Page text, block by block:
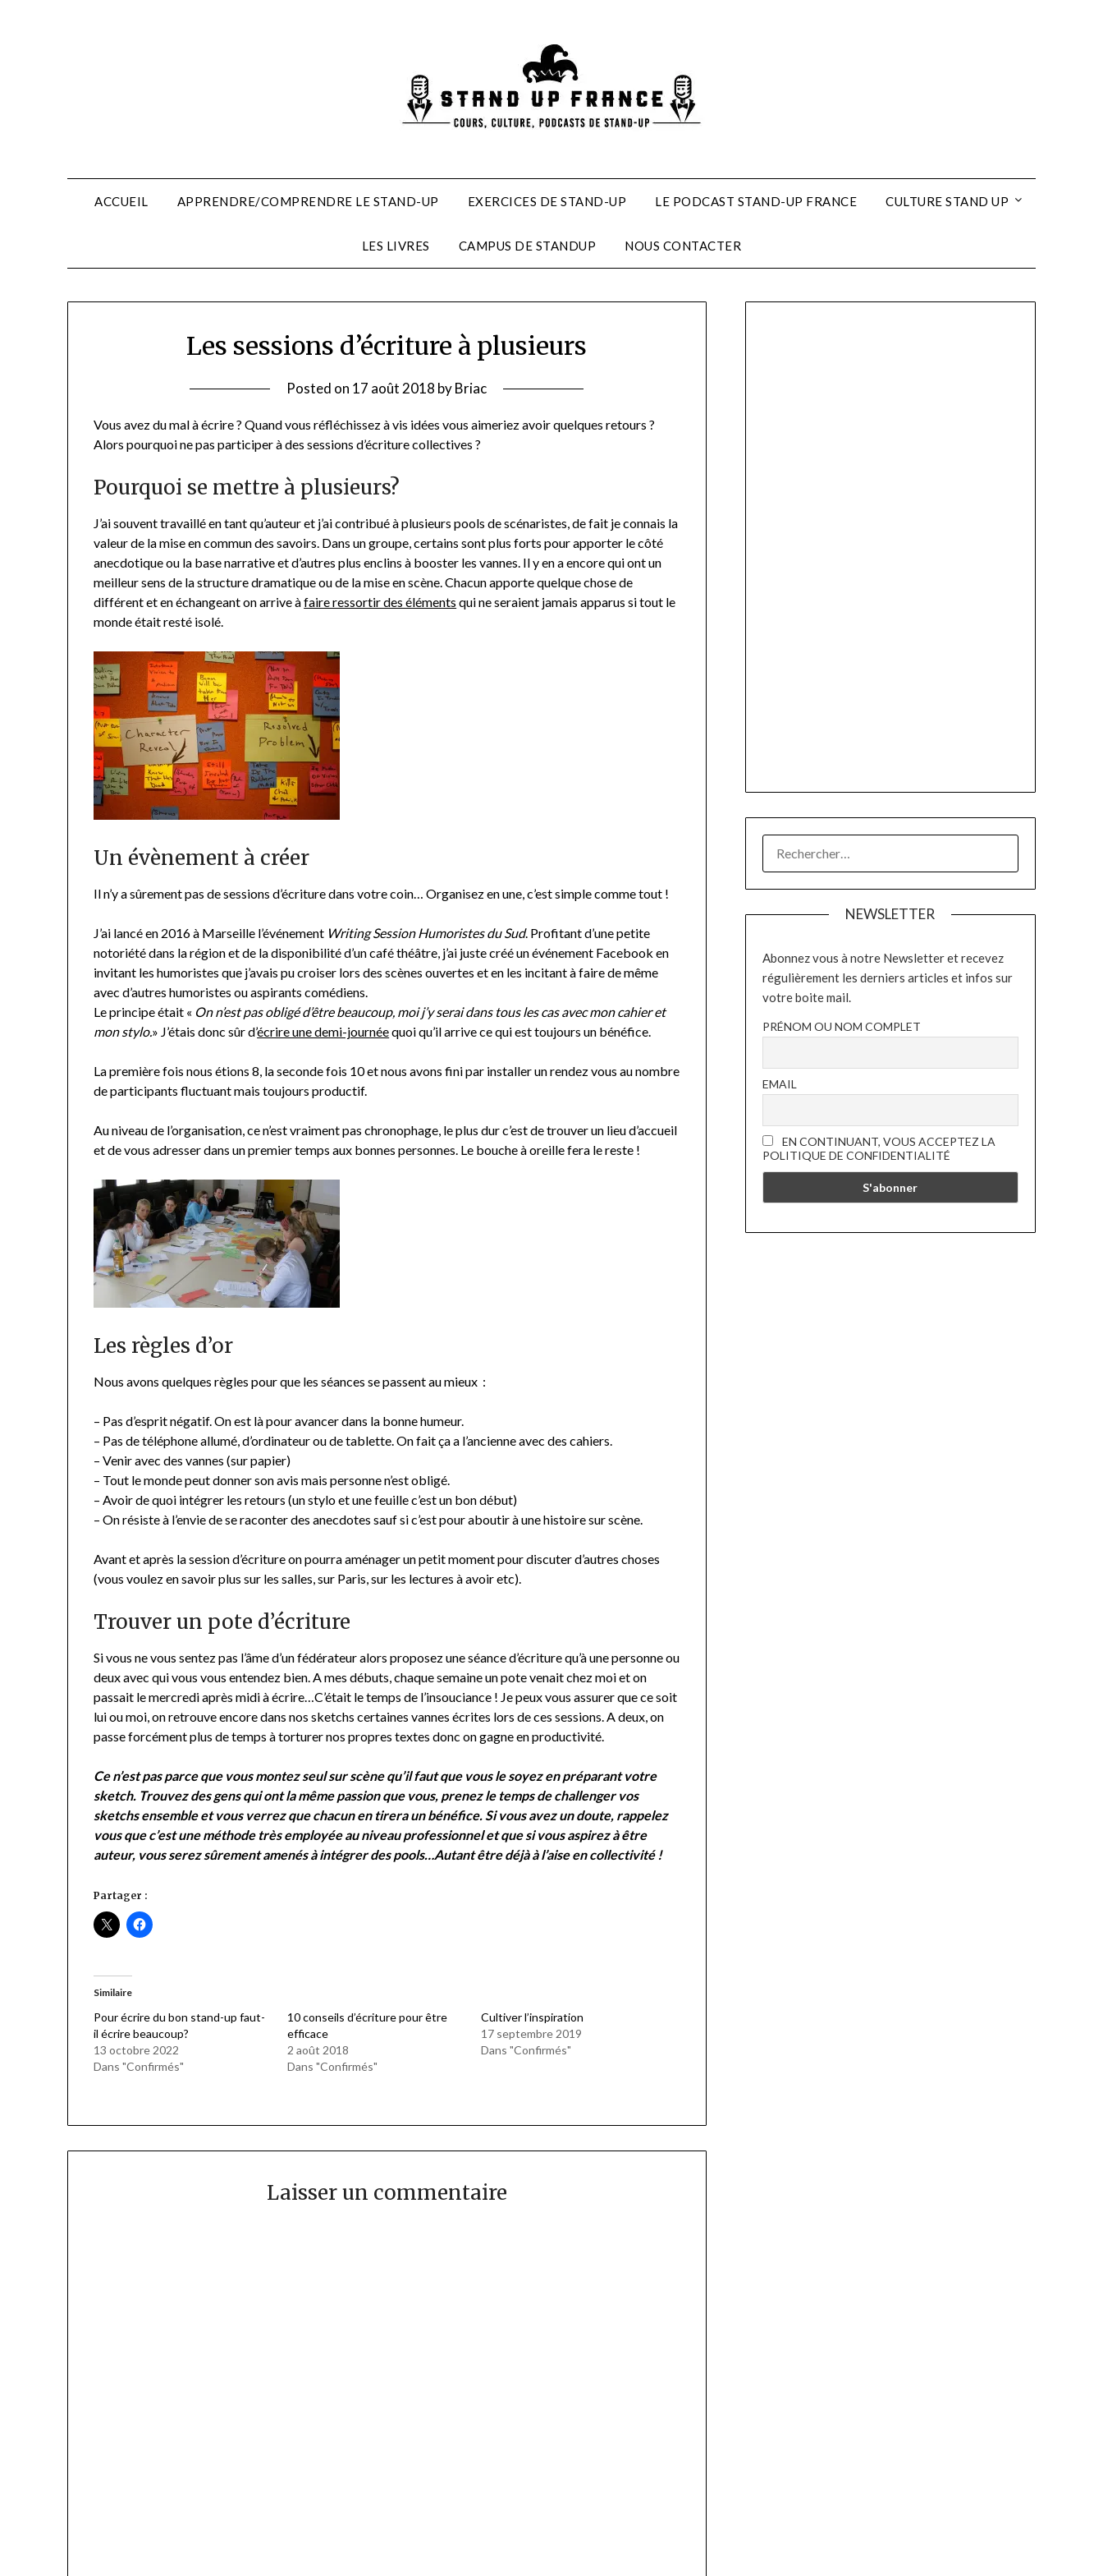
ACCUEIL APPRENDRE/COMPRENDRE LE STAND-UP EXERCICES DE STAND-UP LE PODCAST STAND-UP FRANCE CULTURE STAND UP
LES LIVRES CAMPUS DE STANDUP NOUS CONTACTER
Les sessions d’écriture à plusieurs
Posted on 17 août 2018 byBriac
Vous avez du mal à écrire ? Quand vous réfléchissez à vis idées vous aimeriez avoir quelques retours ?
Alors pourquoi ne pas participer à des sessions d’écriture collectives ?
Pourquoi se mettre à plusieurs?
J’ai souvent travaillé en tant qu’auteur et j’ai contribué à plusieurs pools de scénaristes, de fait je connais la
valeur de la mise en commun des savoirs. Dans un groupe, certains sont plus forts pour apporter le côté
anecdotique ou la base narrative et d’autres plus enclins à booster les vannes. Il y en a encore qui ont un
meilleur sens de la structure dramatique ou de la mise en scène. Chacun apporte quelque chose de
différent et en échangeant on arrive àfaire ressortir des éléments qui ne seraient jamais apparus si tout le
monde était resté isolé.
Un évènement à créer
Il n’y a sûrement pas de sessions d’écriture dans votre coin… Organisez en une, c’est simple comme tout !
J’ai lancé en 2016 à Marseille l’événement Writing Session Humoristes du Sud. Profitant d’une petite
notoriété dans la région et de la disponibilité d’un café théâtre, j’ai juste créé un événement Facebook en
invitant les humoristes que j’avais pu croiser lors des scènes ouvertes et en les incitant à faire de même
avec d’autres humoristes ou aspirants comédiens.
Le principe était « On n’est pas obligé d’être beaucoup, moi j’y serai dans tous les cas avec mon cahier et
mon stylo.» J’étais donc sûr d’écrire une demi-journéequoi qu’il arrive ce qui est toujours un bénéfice.
La première fois nous étions 8, la seconde fois 10 et nous avons fini par installer un rendez vous au nombre
de participants fluctuant mais toujours productif.
Au niveau de l’organisation, ce n’est vraiment pas chronophage, le plus dur c’est de trouver un lieu d’accueil
et de vous adresser dans un premier temps aux bonnes personnes. Le bouche à oreille fera le reste !
Les règles d’or
Nous avons quelques règles pour que les séances se passent au mieux :
– Pas d’esprit négatif. On est là pour avancer dans la bonne humeur.
– Pas de téléphone allumé, d’ordinateur ou de tablette. On fait ça a l’ancienne avec des cahiers.
– Venir avec des vannes (sur papier)
– Tout le monde peut donner son avis mais personne n’est obligé.
– Avoir de quoi intégrer les retours (un stylo et une feuille c’est un bon début)
– On résiste à l’envie de se raconter des anecdotes sauf si c’est pour aboutir à une histoire sur scène.
Avant et après la session d’écriture on pourra aménager un petit moment pour discuter d’autres choses
(vous voulez en savoir plus sur les salles, sur Paris, sur les lectures à avoir etc).
Trouver un pote d’écriture
Si vous ne vous sentez pas l’âme d’un fédérateur alors proposez une séance d’écriture qu’à une personne ou
deux avec qui vous vous entendez bien. A mes débuts, chaque semaine un pote venait chez moi et on
passait le mercredi après midi à écrire…C’était le temps de l’insouciance ! Je peux vous assurer que ce soit
lui ou moi, on retrouve encore dans nos sketchs certaines vannes écrites lors de ces sessions. A deux, on
passe forcément plus de temps à torturer nos propres textes donc on gagne en productivité.
Ce n’est pas parce que vous montez seul sur scène qu’il faut que vous le soyez en préparant votre
sketch. Trouvez des gens qui ont la même passion que vous, prenez le temps de challenger vos
sketchs ensemble et vous verrez que chacun en tirera un bénéfice. Si vous avez un doute, rappelez
vous que c’est une méthode très employée au niveau professionnel et que si vous aspirez à être
auteur, vous serez sûrement amenés à intégrer des pools…Autant être déjà à l’aise en collectivité !
Partager :
Similaire
Pour écrire du bon stand-up faut-
il écrire beaucoup?
13 octobre 2022
Dans "Confirmés"
10 conseils d’écriture pour être
efficace
2 août 2018
Dans "Confirmés"
Cultiver l’inspiration
17 septembre 2019
Dans "Confirmés"
Laisser un commentaire
NEWSLETTER
Abonnez vous à notre Newsletter et recevez
régulièrement les derniers articles et infos sur
votre boite mail.
PRÉNOM OU NOM COMPLET
EMAIL
EN CONTINUANT, VOUS ACCEPTEZ LA
POLITIQUE DE CONFIDENTIALITÉ